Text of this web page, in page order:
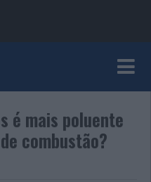
é mais poluente
combustão?